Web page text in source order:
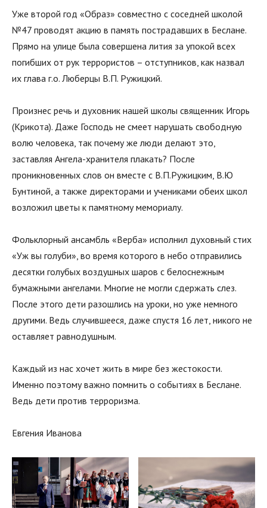
Уже второй год «Образ» совместно с соседней школой
№47 проводят акцию в память пострадавших в Беслане.
Прямо на улице была совершена лития за упокой всех
погибших от рук террористов – отступников, как назвал
их глава г.о. Люберцы В.П. Ружицкий.
Произнес речь и духовник нашей школы священник Игорь
(Крикота). Даже Господь не смеет нарушать свободную
волю человека, так почему же люди делают это,
заставляя Ангела-хранителя плакать? После
проникновенных слов он вместе с В.П.Ружицким, В.Ю
Бунтиной, а также директорами и учениками обеих школ
возложил цветы к памятному мемориалу.
Фольклорный ансамбль «Верба» исполнил духовный стих
«Уж вы голуби», во время которого в небо отправились
десятки голубых воздушных шаров с белоснежным
бумажными ангелами. Многие не могли сдержать слез.
После этого дети разошлись на уроки, но уже немного
другими. Ведь случившееся, даже спустя 16 лет, никого не
оставляет равнодушным.
Каждый из нас хочет жить в мире без жестокости.
Именно поэтому важно помнить о событиях в Беслане.
Ведь дети против терроризма.
Евгения Иванова